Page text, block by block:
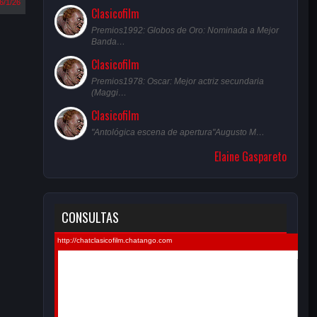
1/26
Clasicofilm
Premios1992: Globos de Oro: Nominada a Mejor
Banda…
Clasicofilm
Premios1978: Oscar: Mejor actriz secundaria
(Maggi…
Clasicofilm
"Antológica escena de apertura"Augusto M…
Elaine Gaspareto
CONSULTAS